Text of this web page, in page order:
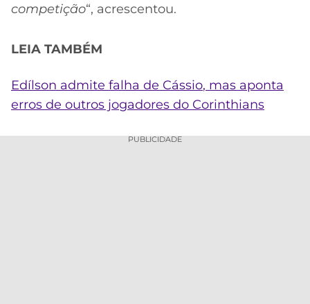
competição“, acrescentou.
LEIA TAMBÉM
Edílson admite falha de Cássio, mas aponta
erros de outros jogadores do Corinthians
PUBLICIDADE